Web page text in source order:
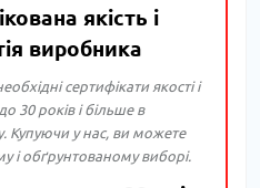
якість і
виробника
сертифікати якості і
30 років і більше в
Купуючи у нас, ви можете
і обґрунтованому виборі.